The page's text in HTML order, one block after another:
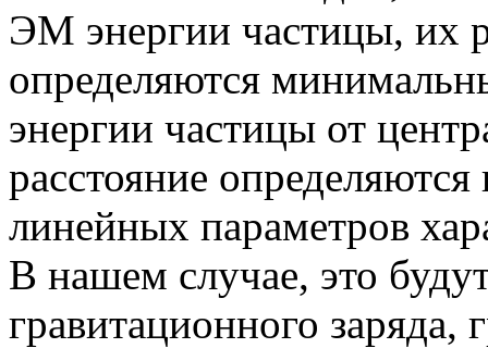
ЭМ энергии частицы, их
определяются
энергии частицы от
расстояние
линейных параметров
В нашем случае, это
гравитационного заряда,